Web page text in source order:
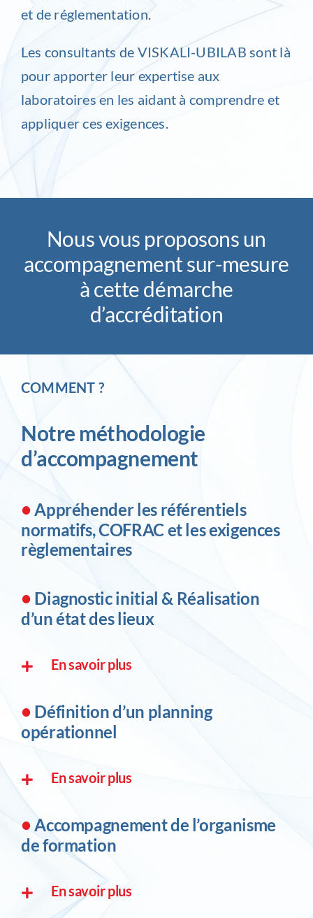
et de réglementation.
Les consultants de VISKALI-UBILAB sont là
pour apporter leur expertise aux
laboratoires en les aidant à comprendre et
appliquer ces exigences.
Nous vous proposons un
accompagnement sur-mesure
à cette démarche
d’accréditation
COMMENT ?
Notre méthodologie
d’accompagnement
•Appréhender les référentiels
normatifs, COFRAC et les exigences
règlementaires
• Diagnostic initial & Réalisation
d’un état des lieux
En savoir plus
• Définition d’un planning
opérationnel
En savoir plus
•Accompagnement de l’organisme
de formation
En savoir plus